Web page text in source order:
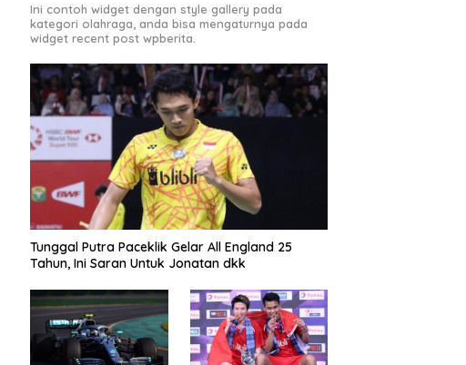
Ini contoh widget dengan style gallery pada
kategori olahraga, anda bisa mengaturnya pada
widget recent post wpberita.
Tunggal Putra Paceklik Gelar All England 25
Tahun, Ini Saran Untuk Jonatan dkk